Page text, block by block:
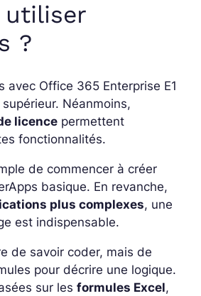
utiliser
?
avec Office 365 Enterprise E1
Néanmoins,
licence permettent
fonctionnalités.
de commencer à créer
basique. En revanche,
plus complexes, une
est indispensable.
de savoir coder, mais de
pour décrire une logique.
sur les formules Excel,